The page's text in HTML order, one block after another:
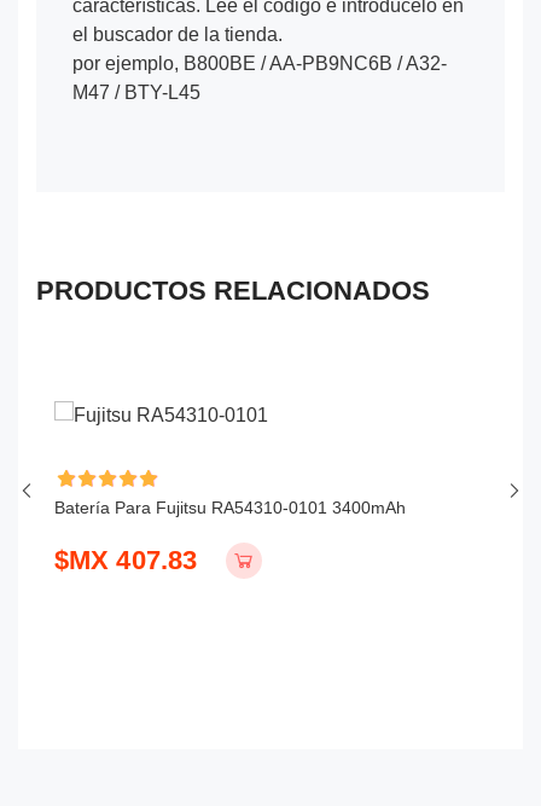
características. Lee el código e introdúcelo en
el buscador de la tienda.
por ejemplo, B800BE / AA-PB9NC6B / A32-
M47 / BTY-L45
PRODUCTOS RELACIONADOS
Batería Para Fujitsu RA54310-0101 3400mAh
$MX 407.83